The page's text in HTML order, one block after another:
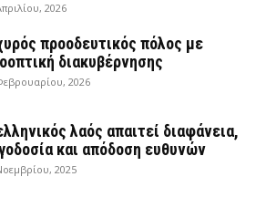
2026
προοδευτικός πόλος με
διακυβέρνησης
2026
λαός απαιτεί διαφάνεια,
και απόδοση ευθυνών
2025